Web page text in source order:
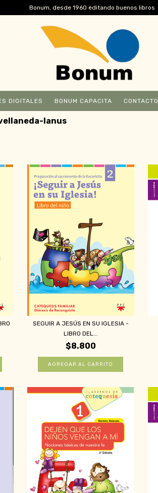
Bonum, desde 1960 editando buenos libros
DIGITALES BONUM CAPACITA CONTACTO
lanus
SEGUIR A JESÚS EN SU IGLESIA -
LIBRO DEL...
$8.800